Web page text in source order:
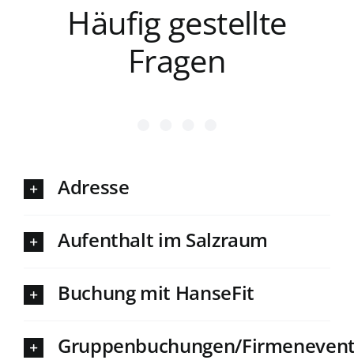
Häufig gestellte
Fragen
Adresse
Aufenthalt im Salzraum
Buchung mit HanseFit
Gruppenbuchungen/